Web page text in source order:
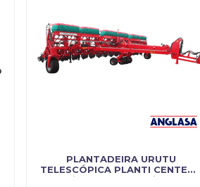
PLANTADEIRA URUTU
TELESCÓPICA PLANTI CENTER -
Fabricado por Planti Center